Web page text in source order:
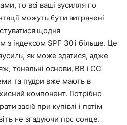
то всі ваші зусилля по
можуть бути витрачені
щодня
з індексом SPF 30 і більше. Це
як може здатися, адже
тональні основи, ВВ і СС
та пудри вже мають в
компонент. Потрібно
засіб при купівлі і потім
не згадуючи про сонце.